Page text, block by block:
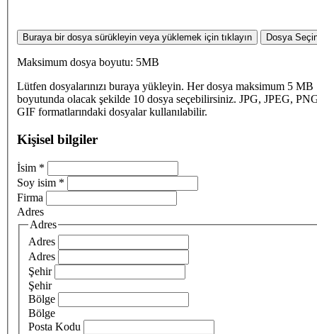
Buraya bir dosya sürükleyin veya yüklemek için tıklayın Dosya
Maksimum dosya boyutu: 5MB
Lütfen dosyalarınızı buraya yükleyin. Her dosya maksimum 5 MB
boyutunda olacak şekilde 10 dosya seçebilirsiniz. JPG, JPEG,
GIF formatlarındaki dosyalar kullanılabilir.
Kişisel bilgiler
İsim *
Soy isim *
Firma
Adres
Adres
Adres
Adres
Şehir
Şehir
Bölge
Bölge
Posta Kodu